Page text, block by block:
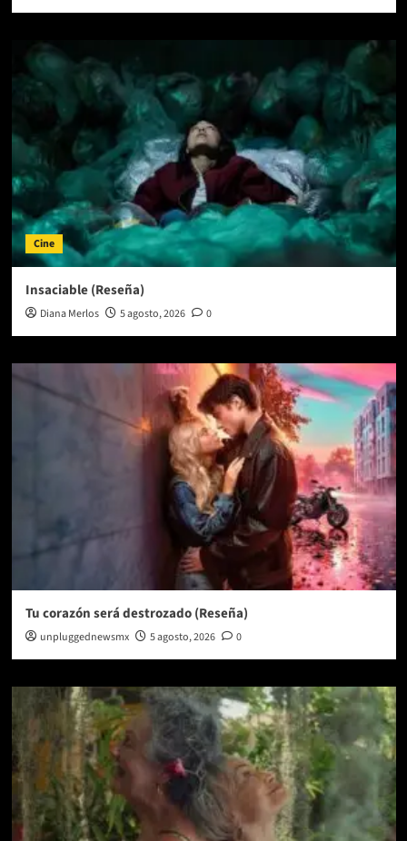
Cine
Insaciable (Reseña)
Diana Merlos 5 agosto, 2026 0
Tu corazón será destrozado (Reseña)
unpluggednewsmx 5 agosto, 2026 0